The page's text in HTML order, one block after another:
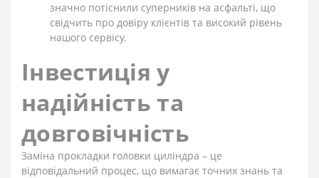
значно потіснили суперників на асфальті, що
свідчить про довіру клієнтів та високий рівень
нашого сервісу.
Інвестиція у
надійність та
довговічність
Заміна прокладки головки циліндра – це
відповідальний процес, що вимагає точних знань та